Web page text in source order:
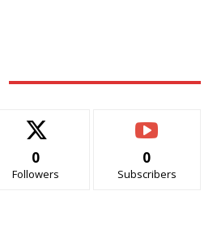
0
Followers
0
Subscribers